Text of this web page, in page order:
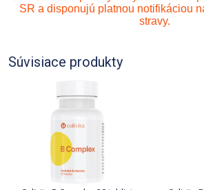
SR a disponujú platnou notifikáciou
stravy.
Súvisiace produkty